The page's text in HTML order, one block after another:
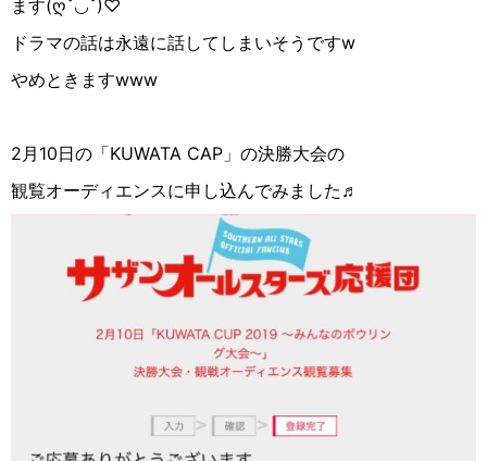
ます(ღˇ◡ˇ)♡
ドラマの話は永遠に話してしまいそうですw
やめときますwww
2月10日の「KUWATA CAP」の決勝大会の
観覧オーディエンスに申し込んでみました♬